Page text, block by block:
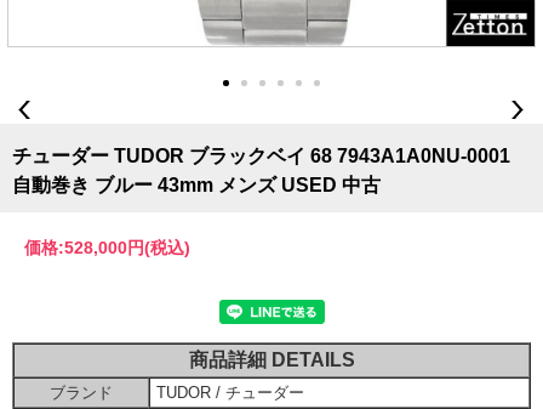
チューダー TUDOR ブラックベイ 68 7943A1A0NU-0001
自動巻き ブルー 43mm メンズ USED 中古
価格:528,000円(税込)
商品詳細 DETAILS
ブランド
TUDOR / チューダー